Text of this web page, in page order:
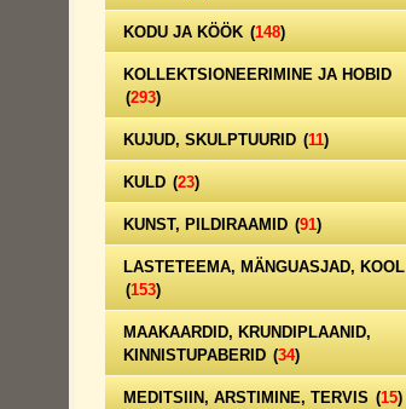
KODU JA KÖÖK (148)
KOLLEKTSIONEERIMINE JA HOBID
(293)
KUJUD, SKULPTUURID (11)
KULD (23)
KUNST, PILDIRAAMID (91)
LASTETEEMA, MÄNGUASJAD, KOOL
(153)
MAAKAARDID, KRUNDIPLAANID,
KINNISTUPABERID (34)
MEDITSIIN, ARSTIMINE, TERVIS (15)